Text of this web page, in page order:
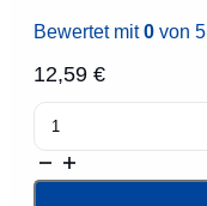
Bewertet mit0 von 5
12,59 €
Ortgangsblech
Menge